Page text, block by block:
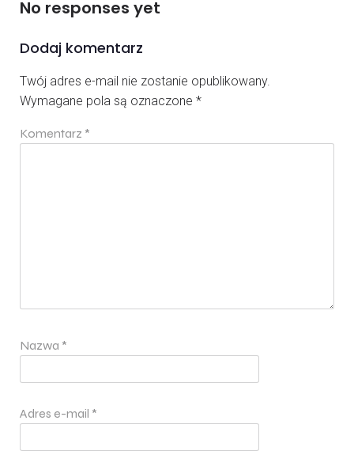
No responses yet
Dodaj komentarz
Twój adres e-mail nie zostanie opublikowany.
Wymagane pola są oznaczone *
Komentarz *
Nazwa *
Adres e-mail *